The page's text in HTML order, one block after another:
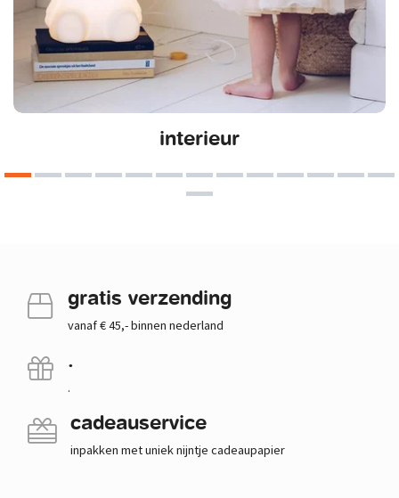
interieur
gratis verzending
vanaf € 45,- binnen nederland
.
.
cadeauservice
inpakken met uniek nijntje cadeaupapier